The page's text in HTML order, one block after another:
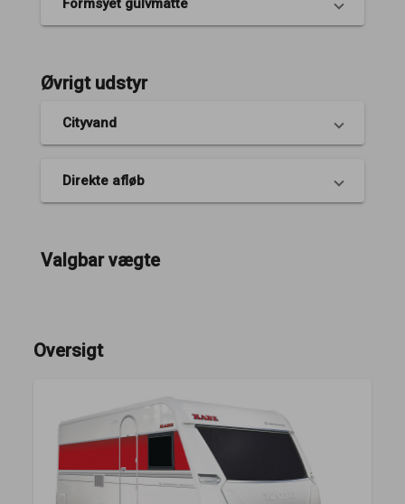
Formsyet gulvmåtte
Øvrigt udstyr
Cityvand
Direkte afløb
Valgbar vægte
Oversigt